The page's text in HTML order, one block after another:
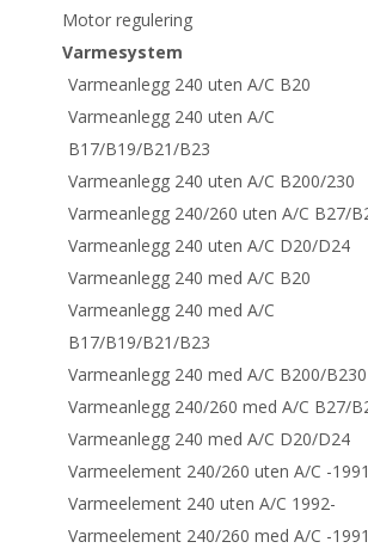
Motor regulering
Varmesystem
Varmeanlegg 240 uten A/C B20
Varmeanlegg 240 uten A/C
B17/B19/B21/B23
Varmeanlegg 240 uten A/C B200/230
Varmeanlegg 240/260 uten A/C B27/
Varmeanlegg 240 uten A/C D20/D24
Varmeanlegg 240 med A/C B20
Varmeanlegg 240 med A/C
B17/B19/B21/B23
Varmeanlegg 240 med A/C B200/B230
Varmeanlegg 240/260 med A/C B27/
Varmeanlegg 240 med A/C D20/D24
Varmeelement 240/260 uten A/C -1991
Varmeelement 240 uten A/C 1992-
Varmeelement 240/260 med A/C -1991